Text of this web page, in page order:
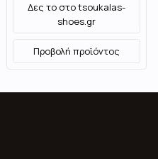
Δες το στοtsoukalas-
shoes.gr
Προβολή προϊόντος